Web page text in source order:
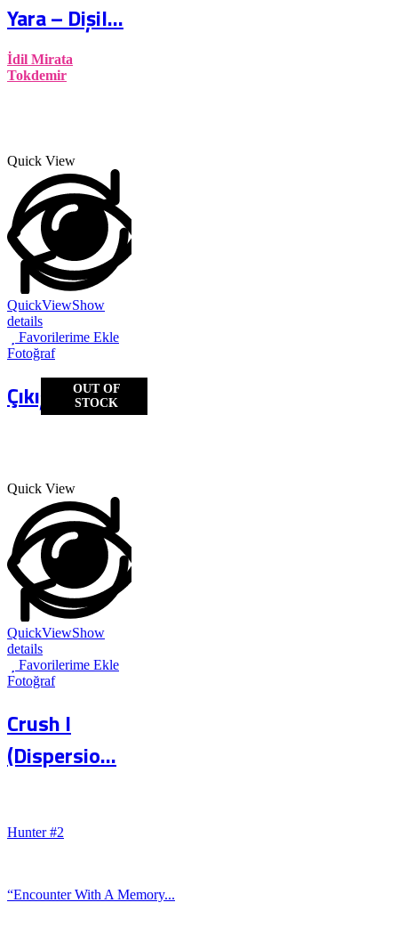
Yara – Dişil...
İdil Mirata
Tokdemir
OUT OF
STOCK
Quick View
QuickViewShow
details
Favorilerime Ekle
Fotoğraf
Çıkış
Quick View
QuickViewShow
details
Favorilerime Ekle
Fotoğraf
Crush I
(Dispersio...
Hunter #2
“Encounter With A Memory...